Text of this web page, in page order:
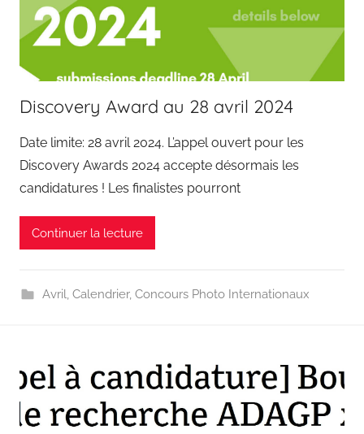
Discovery Award au 28 avril 2024
Date limite: 28 avril 2024. L’appel ouvert pour les
Discovery Awards 2024 accepte désormais les
candidatures ! Les finalistes pourront
Continuer la lecture
Avril, Calendrier, Concours Photo Internationaux